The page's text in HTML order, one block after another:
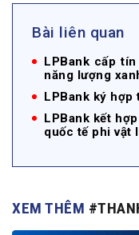
Bài liên quan
LPBank cấp
năng lượng
LPBank ký hợp
LPBank kết
quốc tế phi vật
XEM THÊM